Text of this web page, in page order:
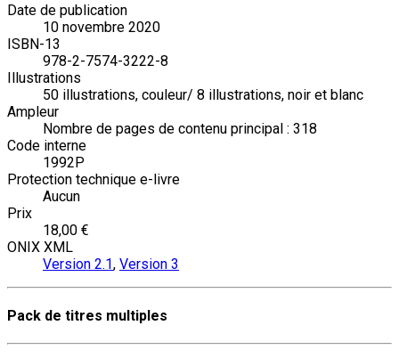
Date de publication
10 novembre 2020
ISBN-13
978-2-7574-3222-8
Illustrations
50 illustrations, couleur/ 8 illustrations, noir et blanc
Ampleur
Nombre de pages de contenu principal : 318
Code interne
1992P
Protection technique e-livre
Aucun
Prix
18,00 €
ONIX XML
Version 2.1, Version 3
Pack de titres multiples